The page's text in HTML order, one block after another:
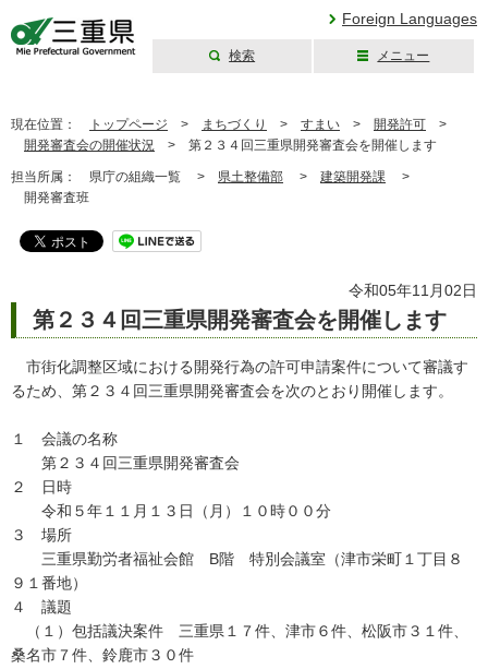
Foreign Languages
検索 メニュー
現在位置： トップページ > まちづくり > すまい > 開発許可 >
開発審査会の開催状況 > 第２３４回三重県開発審査会を開催します
担当所属： 県庁の組織一覧 > 県土整備部 > 建築開発課 >
開発審査班
令和05年11月02日
第２３４回三重県開発審査会を開催します
市街化調整区域における開発行為の許可申請案件について審議す
るため、第２３４回三重県開発審査会を次のとおり開催します。
１ 会議の名称
第２３４回三重県開発審査会
２ 日時
令和５年１１月１３日（月）１０時００分
３ 場所
三重県勤労者福祉会館 B階 特別会議室（津市栄町１丁目８
９１番地）
４ 議題
（１）包括議決案件 三重県１７件、津市６件、松阪市３１件、
桑名市７件、鈴鹿市３０件